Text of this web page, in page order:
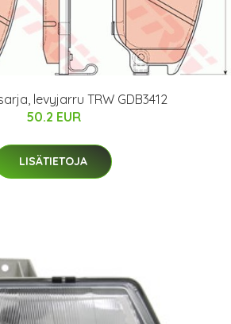
levyjarru TRW GDB3412
50.2 EUR
LISÄTIETOJA